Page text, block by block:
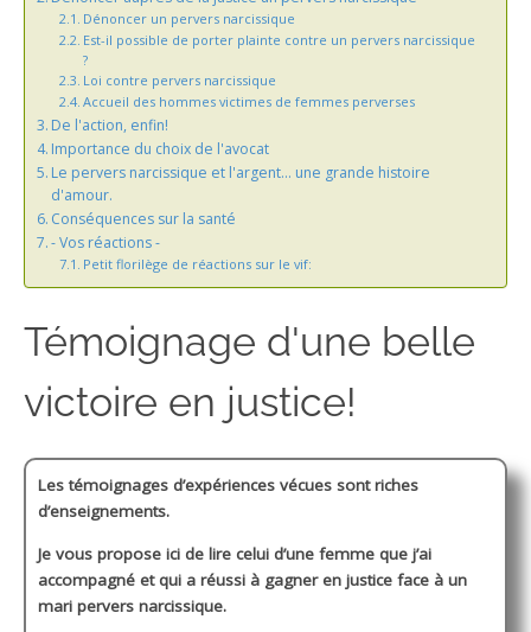
Dénoncer un pervers narcissique
Est-il possible de porter plainte contre un pervers narcissique
?
Loi contre pervers narcissique
Accueil des hommes victimes de femmes perverses
De l'action, enfin!
Importance du choix de l'avocat
Le pervers narcissique et l'argent... une grande histoire
d'amour.
Conséquences sur la santé
- Vos réactions -
Petit florilège de réactions sur le vif:
Témoignage d'une belle
victoire en justice!
Les témoignages d’expériences vécues sont riches
d’enseignements.
Je vous propose ici de lire celui d’une femme que j’ai
accompagné et qui a réussi à gagner en justice face à un
mari pervers narcissique.